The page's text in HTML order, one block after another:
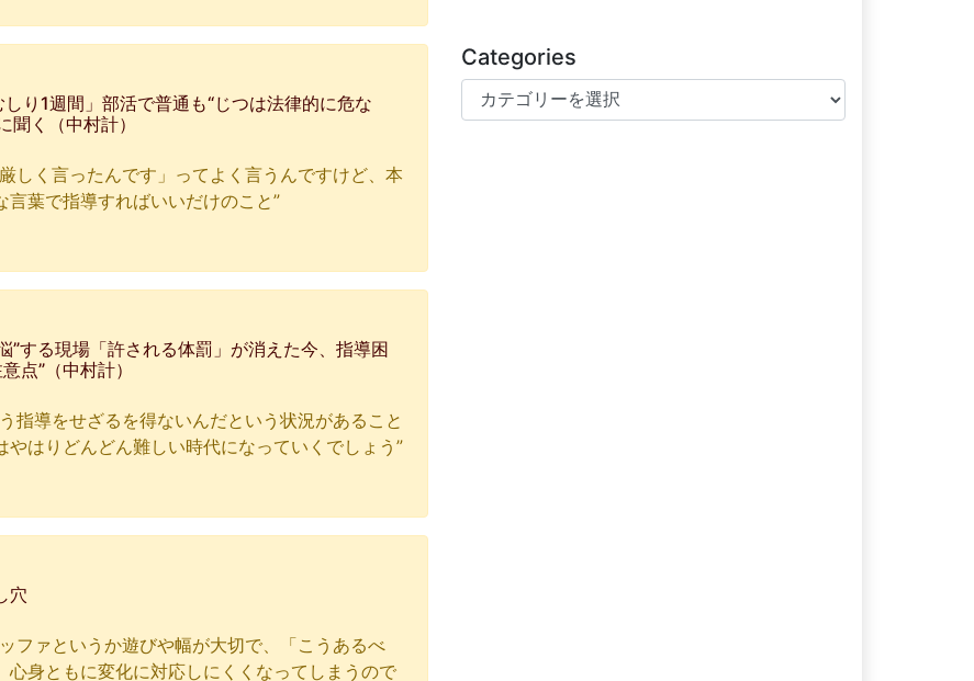
り1週間」部活で普通も“じつは法律的に危な
く（中村計）
しく言ったんです」ってよく言うんですけど、本
葉で指導すればいいだけのこと”
する現場「許される体罰」が消えた今、指導困
点”（中村計）
指導をせざるを得ないんだという状況があること
はりどんどん難しい時代になっていくでしょう”
穴
ファというか遊びや幅が大切で、「こうあるべ
身ともに変化に対応しにくくなってしまうので
Categories
Categories